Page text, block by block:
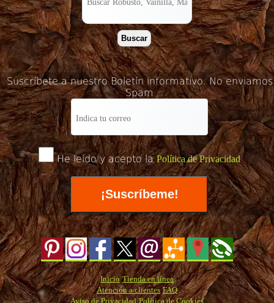
Buscar
Suscríbete a nuestro Boletín informativo. No enviamos
Spam
He leído y acepto laPolítica de Privacidad
Inicio Tienda en línea
Atención a clientes FAQ
Aviso de Privacidad Política de Cookies